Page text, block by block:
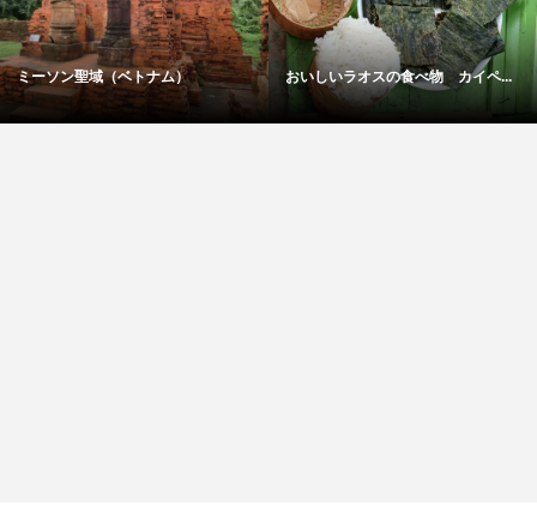
ミーソン聖域（ベトナム） おいしいラオスの食べ物 カイペ...